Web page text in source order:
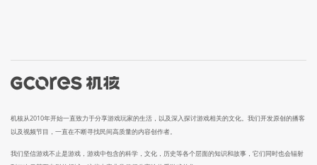
机核从2010年开始一直致力于分享游戏玩家的生活，以及深入探讨游戏相关的文化。我们开发原创的播客
以及视频节目，一直在不断寻找民间高质量的内容创作者。
我们坚信游戏不止是游戏，游戏中包含的科学，文化，历史等各个层面的知识和故事，它们同时也会辐射